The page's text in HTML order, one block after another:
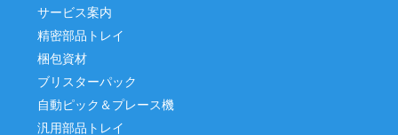
サービス案内
精密部品トレイ
梱包資材
ブリスターパック
自動ピック＆プレース機
汎用部品トレイ